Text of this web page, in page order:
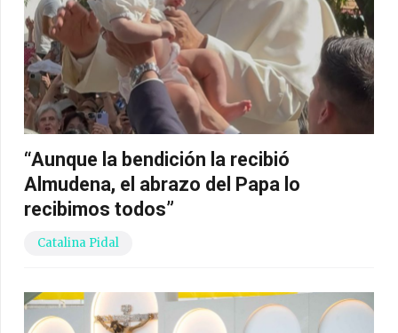
“Aunque la bendición la recibió
Almudena, el abrazo del Papa lo
recibimos todos”
Catalina Pidal